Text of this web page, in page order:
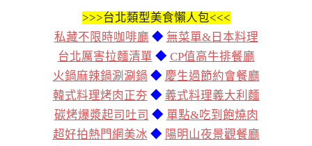
>>>台北類型美食懶人包<<<
私藏不限時咖啡廳 ◆ 無菜單&日本料理
台北厲害拉麵清單 ◆ CP值高牛排餐廳
火鍋麻辣鍋涮涮鍋 ◆ 慶生過節約會餐廳
韓式料理烤肉正夯 ◆ 義式料理義大利麵
碳烤爆漿起司吐司 ◆ 單點&吃到飽燒肉
超好拍熱門網美冰 ◆ 陽明山夜景觀餐廳